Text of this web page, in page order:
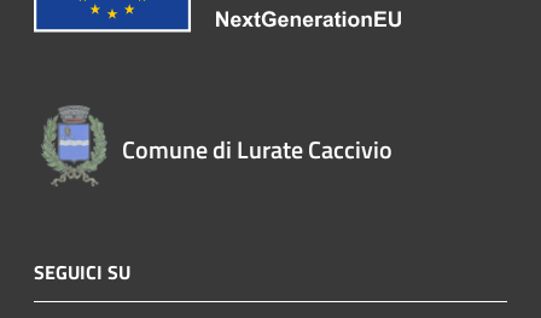
Comune di Lurate Caccivio
SEGUICI SU